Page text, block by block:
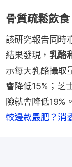
骨質疏鬆飲
該研究報告同時
結果發現， 乳酪
示每天乳酪攝取
會降低15%；芝
險就會降低19%。
較邊款最肥？消